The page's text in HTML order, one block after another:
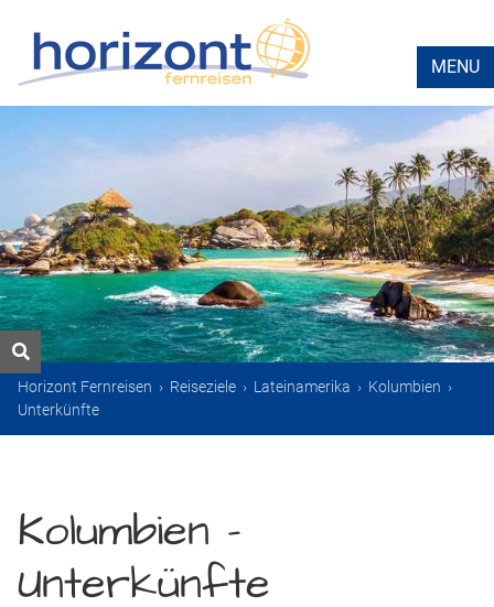
MENU
Horizont Fernreisen › Reiseziele › Lateinamerika › Kolumbien ›
Unterkünfte
Kolumbien –
Unterkünfte